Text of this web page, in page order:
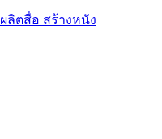
ผลิตสื่อ สร้างหนัง